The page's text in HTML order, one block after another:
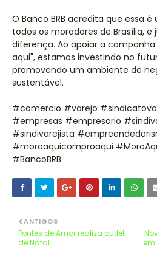
O Banco BRB acredita que essa
todos os moradores de Brasília,
diferença. Ao apoiar a
aqui", estamos investindo no
promovendo um ambiente de
sustentável.
#comercio #varejo
#empresas #empresario
#sindivarejista
#moroaquicomproaqui
#BancoBRB
em
ANTIGOS
Pontes de Amor realiza outlet
de Natal